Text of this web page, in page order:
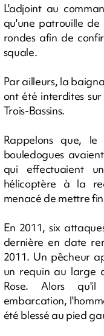
L'adjoint au
qu'une patrouille
rondes afin de
squale.
Par ailleurs, la
ont été interdites
Trois-Bassins.
Rappelons que,
bouledogues
qui effectuaient
hélicoptère à la
menacé de mettre fin
En 2011, six
dernière en date
2011. Un pêcheur
un requin au large
Rose. Alors
embarcation,
été blessé au pied